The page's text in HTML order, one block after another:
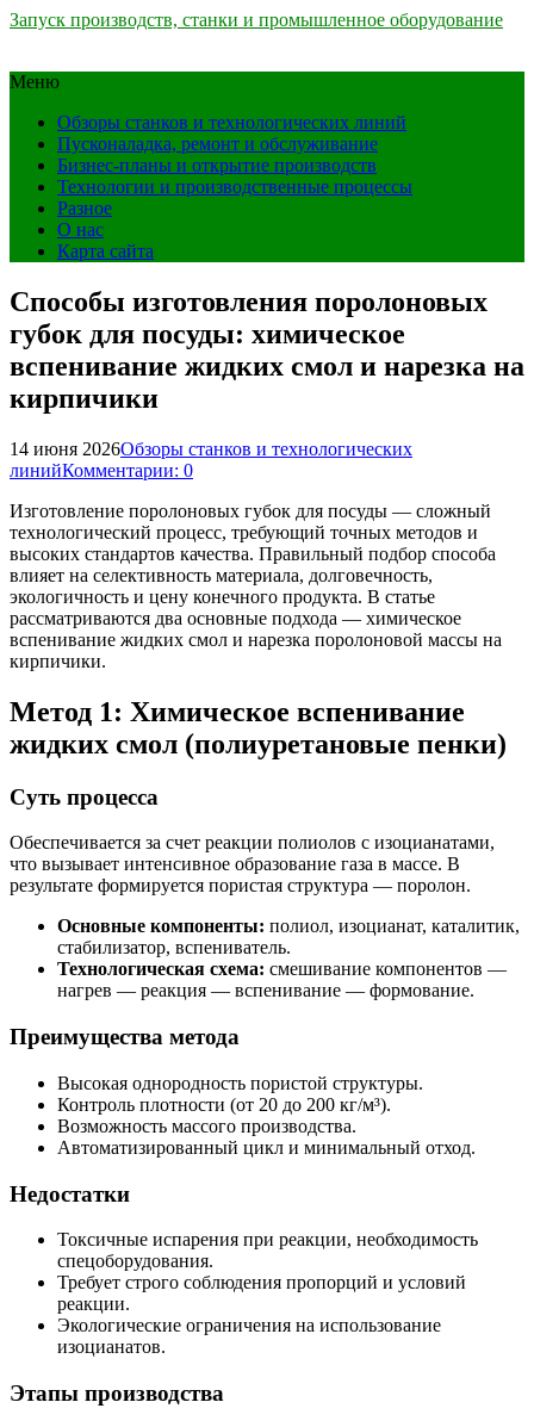
Запуск производств, станки и промышленное оборудование
Меню
Обзоры станков и технологических линий
Пусконаладка, ремонт и обслуживание
Бизнес-планы и открытие производств
Технологии и производственные процессы
Разное
О нас
Карта сайта
Способы изготовления поролоновых
губок для посуды: химическое
вспенивание жидких смол и нарезка на
кирпичики
14 июня 2026Обзоры станков и технологических
линийКомментарии: 0
Изготовление поролоновых губок для посуды — сложный
технологический процесс, требующий точных методов и
высоких стандартов качества. Правильный подбор способа
влияет на селективность материала, долговечность,
экологичность и цену конечного продукта. В статье
рассматриваются два основные подхода — химическое
вспенивание жидких смол и нарезка поролоновой массы на
кирпичики.
Метод 1: Химическое вспенивание
жидких смол (полиуретановые пенки)
Суть процесса
Обеспечивается за счет реакции полиолов с изоцианатами,
что вызывает интенсивное образование газа в массе. В
результате формируется пористая структура — поролон.
Основные компоненты: полиол, изоцианат, каталитик,
стабилизатор, вспениватель.
Технологическая схема: смешивание компонентов —
нагрев — реакция — вспенивание — формование.
Преимущества метода
Высокая однородность пористой структуры.
Контроль плотности (от 20 до 200 кг/м³).
Возможность массого производства.
Автоматизированный цикл и минимальный отход.
Недостатки
Токсичные испарения при реакции, необходимость
спецоборудования.
Требует строго соблюдения пропорций и условий
реакции.
Экологические ограничения на использование
изоцианатов.
Этапы производства